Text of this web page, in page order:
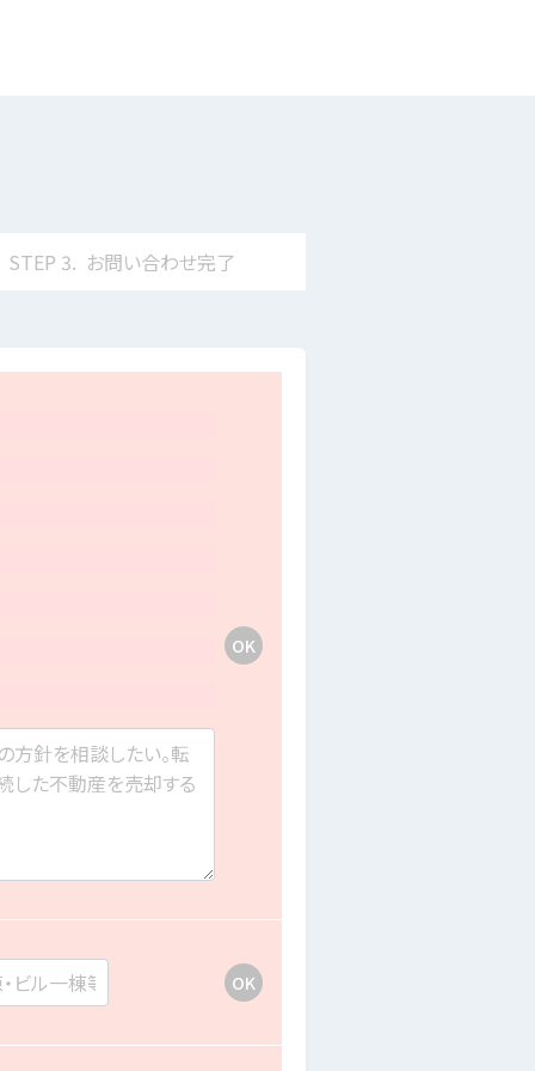
STEP 3. お問い合わせ完了